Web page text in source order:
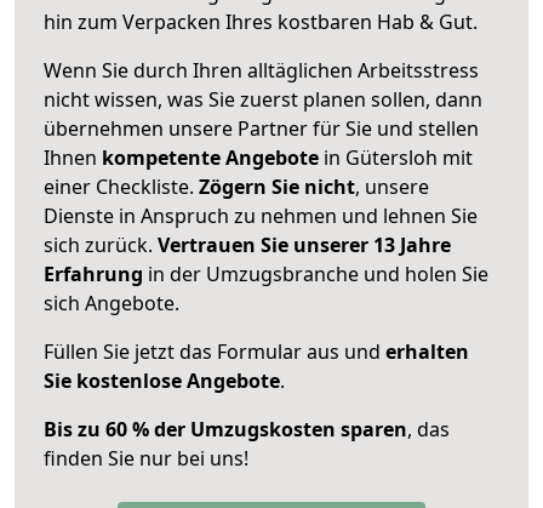
hin zum Verpacken Ihres kostbaren Hab & Gut.
Wenn Sie durch Ihren alltäglichen Arbeitsstress
nicht wissen, was Sie zuerst planen sollen, dann
übernehmen unsere Partner für Sie und stellen
Ihnen kompetente Angebote in Gütersloh mit
einer Checkliste. Zögern Sie nicht, unsere
Dienste in Anspruch zu nehmen und lehnen Sie
sich zurück. Vertrauen Sie unserer 13 Jahre
Erfahrung in der Umzugsbranche und holen Sie
sich Angebote.
Füllen Sie jetzt das Formular aus und erhalten
Sie kostenlose Angebote.
Bis zu 60 % der Umzugskosten sparen, das
finden Sie nur bei uns!